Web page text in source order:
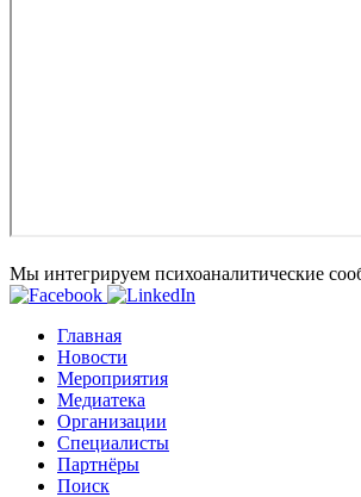
Мы интегрируем психоаналитические
Главная
Новости
Мероприятия
Медиатека
Организации
Специалисты
Партнёры
Поиск